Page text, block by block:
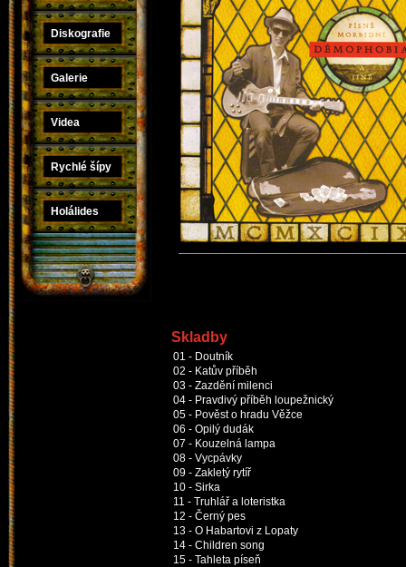
Diskografie
Galerie
Videa
Rychlé šípy
Holálides
Skladby
01 - Doutník
02 - Katův příběh
03 - Zazdění milenci
04 - Pravdivý příběh loupežnický
05 - Pověst o hradu Věžce
06 - Opilý dudák
07 - Kouzelná lampa
08 - Vycpávky
09 - Zakletý rytíř
10 - Sirka
11 - Truhlář a loteristka
12 - Černý pes
13 - O Habartovi z Lopaty
14 - Children song
15 - Tahleta píseň